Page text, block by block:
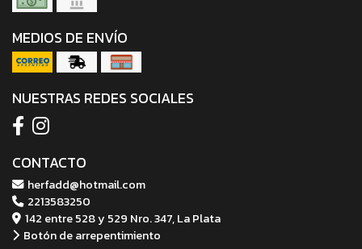
MEDIOS DE ENVÍO
NUESTRAS REDES SOCIALES
CONTACTO
herfadd@hotmail.com
2213583250
142 entre 528 y 529 Nro. 347, La Plata
Botón de arrepentimiento